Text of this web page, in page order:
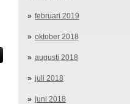
februari 2019
oktober 2018
augusti 2018
juli 2018
juni 2018